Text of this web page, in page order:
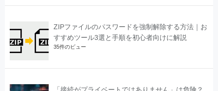
ZIPファイルのパスワードを強制解除する方法｜お
すすめツール3選と手順を初心者向けに解説
35件のビュー
「接続がプライベートではありません」は危険？